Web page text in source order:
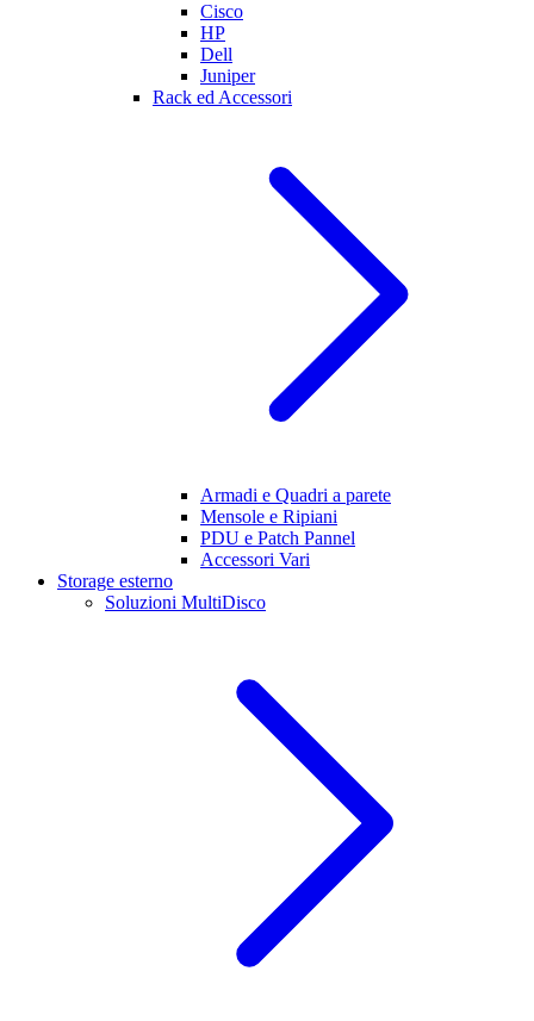
Cisco
HP
Dell
Juniper
Rack ed Accessori
Armadi e Quadri a parete
Mensole e Ripiani
PDU e Patch Pannel
Accessori Vari
Storage esterno
Soluzioni MultiDisco